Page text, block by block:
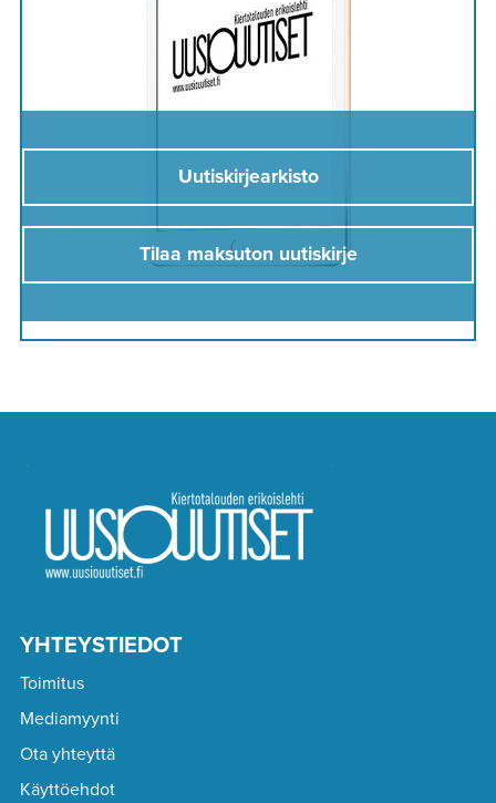
Uutiskirjearkisto
Tilaa maksuton uutiskirje
YHTEYSTIEDOT
Toimitus
Mediamyynti
Ota yhteyttä
Käyttöehdot